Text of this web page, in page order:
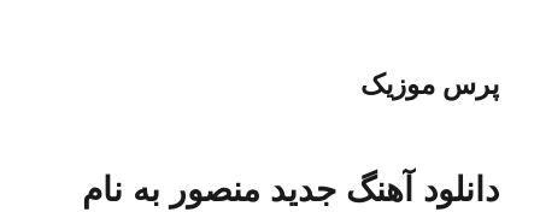
پرس موزیک
دانلود آهنگ جدید منصور به نام